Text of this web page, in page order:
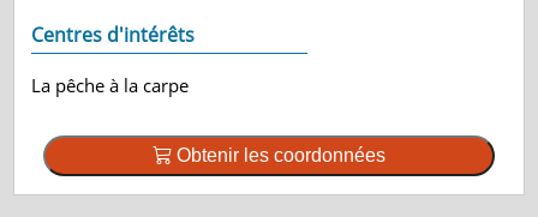
Centres d'intérêts
La pêche à la carpe
Obtenir les coordonnées